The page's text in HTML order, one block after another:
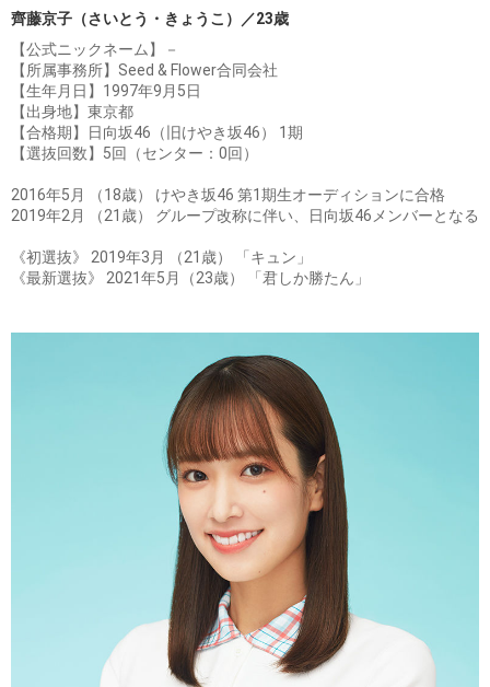
齊藤京子（さいとう・きょうこ）／23歳
【公式ニックネーム】－
【所属事務所】Seed & Flower合同会社
【生年月日】1997年9月5日
【出身地】東京都
【合格期】日向坂46（旧けやき坂46） 1期
【選抜回数】5回（センター：0回）
2016年5月 （18歳） けやき坂46 第1期生オーディションに合格
2019年2月 （21歳） グループ改称に伴い、日向坂46メンバーとなる
《初選抜》 2019年3月 （21歳） 「キュン」
《最新選抜》 2021年5月（23歳） 「君しか勝たん」